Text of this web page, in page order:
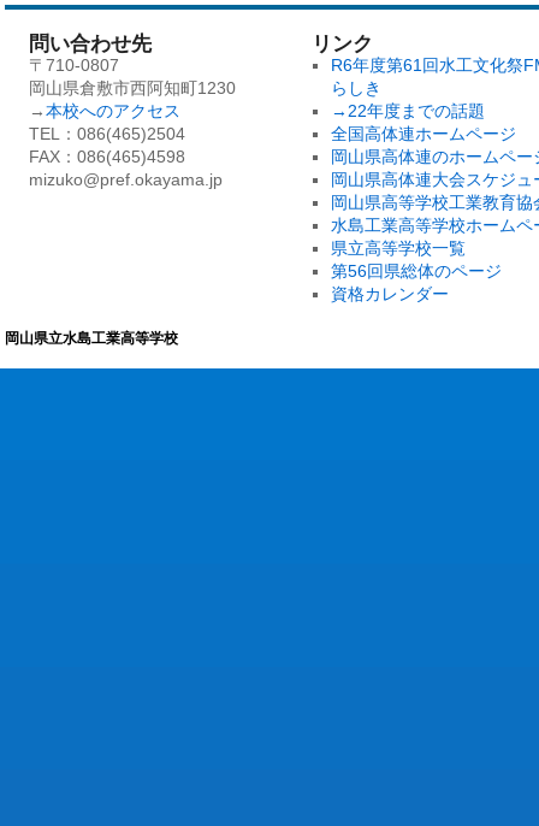
問い合わせ先
〒710-0807
岡山県倉敷市西阿知町1230
→本校へのアクセス
TEL：086(465)2504
FAX：086(465)4598
mizuko@pref.okayama.jp
リンク
R6年度第61回水工文化祭
らしき
→22年度までの話題
全国高体連ホームページ
岡山県高体連のホームペー
岡山県高体連大会スケジュ
岡山県高等学校工業教育協
水島工業高等学校ホームペ
県立高等学校一覧
第56回県総体のページ
資格カレンダー
岡山県立水島工業高等学校